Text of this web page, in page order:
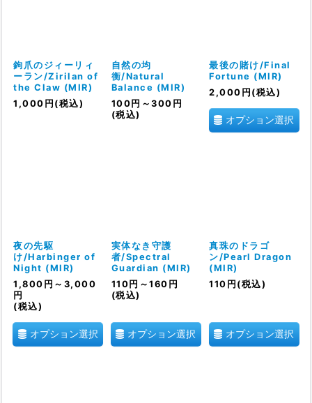
絞り込む
鉤爪のジィーリィ
ーラン/Zirilan of
the Claw (MIR)
1,000 円 (税込)
自然の均
衡/Natural
Balance (MIR)
100 円 ～300 円
(税込)
最後の賭け/Final
Fortune (MIR)
2,000 円 (税込)
オプション選択
夜の先駆
け/Harbinger of
Night (MIR)
1,800 円 ～3,000
円
(税込)
オプション選択
実体なき守護
者/Spectral
Guardian (MIR)
110 円 ～160 円
(税込)
オプション選択
真珠のドラゴ
ン/Pearl Dragon
(MIR)
110 円 (税込)
オプション選択